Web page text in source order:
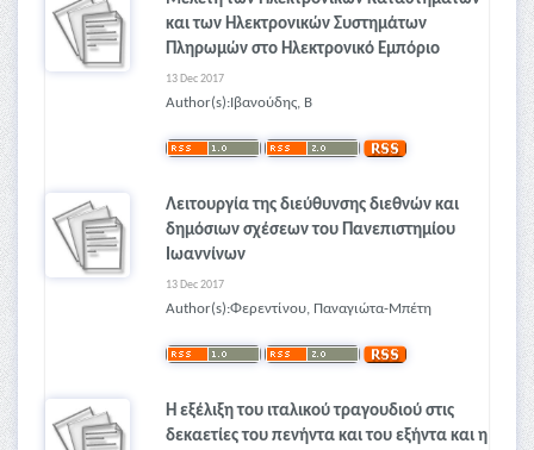
και των Ηλεκτρονικών Συστημάτων
Πληρωμών στο Ηλεκτρονικό Εμπόριο
13 Dec 2017
Author(s):Ιβανούδης, Β
Λειτουργία της διεύθυνσης διεθνών και
δημόσιων σχέσεων του Πανεπιστημίου
Ιωαννίνων
13 Dec 2017
Author(s):Φερεντίνου, Παναγιώτα-Μπέτη
Η εξέλιξη του ιταλικού τραγουδιού στις
δεκαετίες του πενήντα και του εξήντα και η